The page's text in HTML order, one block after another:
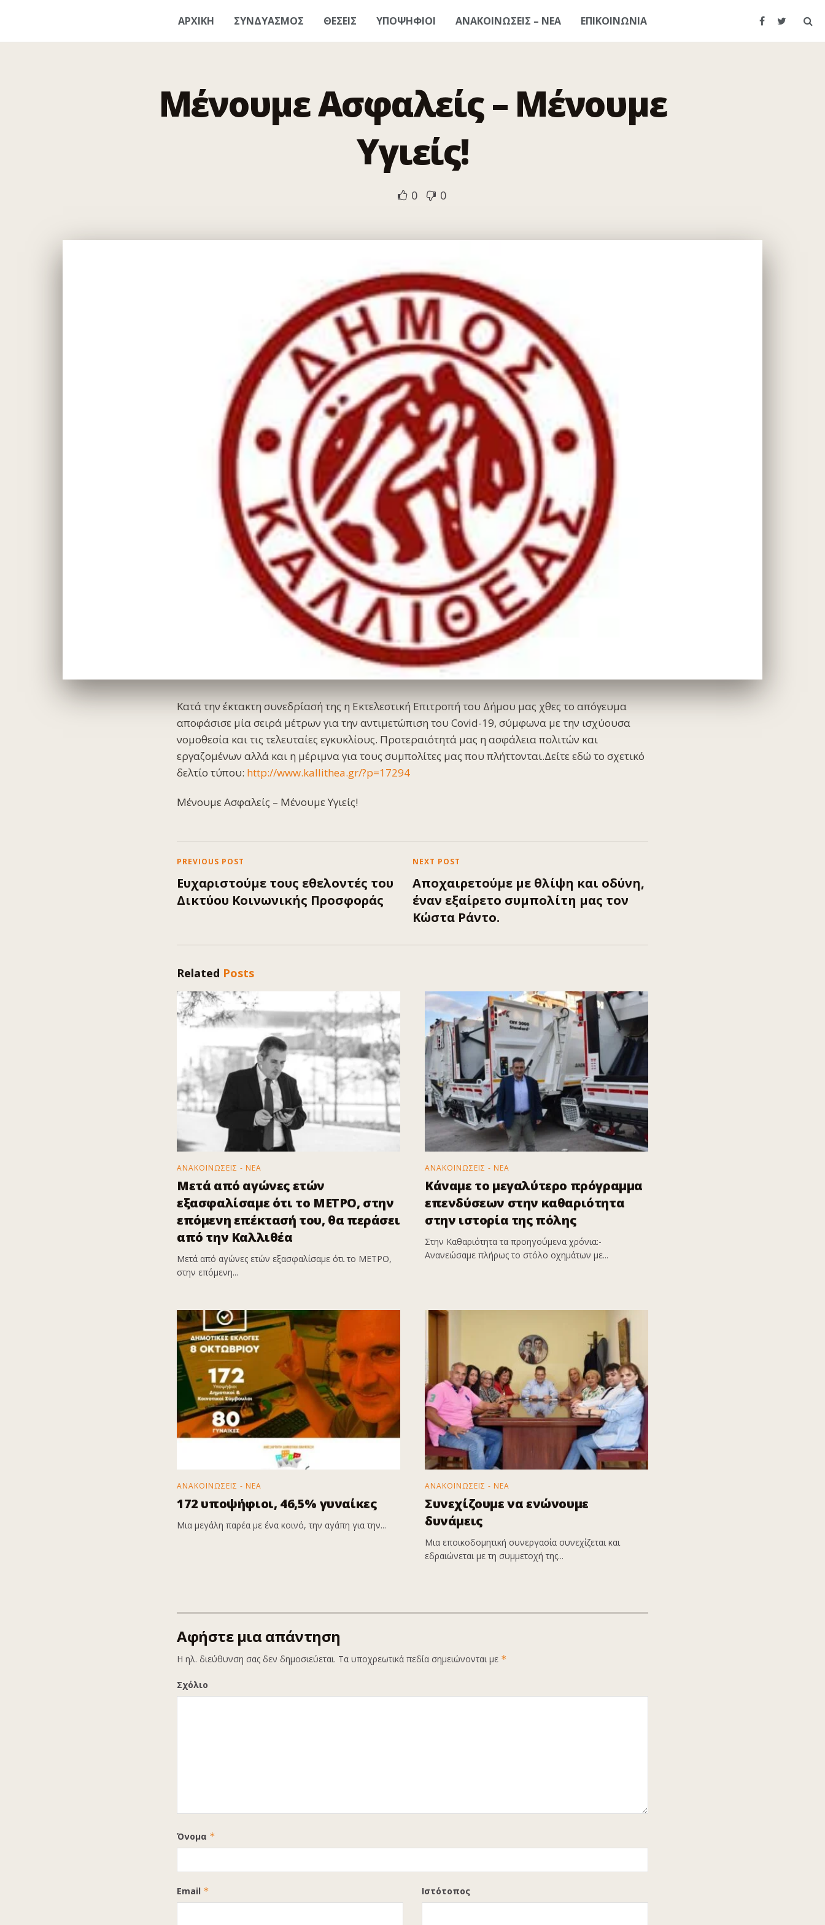
ΑΡΧΙΚΗ ΣΥΝΔΥΑΣΜΟΣ ΘΕΣΕΙΣ ΥΠΟΨΗΦΙΟΙ ΑΝΑΚΟΙΝΩΣΕΙΣ – ΝΕΑ ΕΠΙΚΟΙΝΩΝΙΑ
Μένουμε Ασφαλείς – Μένουμε
Υγιείς!
0 0
Κατά την έκτακτη συνεδρίασή της η Εκτελεστική Επιτροπή του Δήμου μας χθες το απόγευμα
αποφάσισε μία σειρά μέτρων για την αντιμετώπιση του Covid-19, σύμφωνα με την ισχύουσα
νομοθεσία και τις τελευταίες εγκυκλίους. Προτεραιότητά μας η ασφάλεια πολιτών και
εργαζομένων αλλά και η μέριμνα για τους συμπολίτες μας που πλήττονται.Δείτε εδώ το σχετικό
δελτίο τύπου: http://www.kallithea.gr/?p=17294
Μένουμε Ασφαλείς – Μένουμε Υγιείς!
PREVIOUS POST
Ευχαριστούμε τους εθελοντές του
Δικτύου Κοινωνικής Προσφοράς
NEXT POST
Αποχαιρετούμε με θλίψη και οδύνη,
έναν εξαίρετο συμπολίτη μας τον
Κώστα Ράντο.
Related Posts
ΑΝΑΚΟΙΝΩΣΕΙΣ - ΝΕΑ
Μετά από αγώνες ετών
εξασφαλίσαμε ότι το ΜΕΤΡΟ, στην
επόμενη επέκτασή του, θα περάσει
από την Καλλιθέα
Μετά από αγώνες ετών εξασφαλίσαμε ότι το ΜΕΤΡΟ,
στην επόμενη...
ΑΝΑΚΟΙΝΩΣΕΙΣ - ΝΕΑ
Κάναμε το μεγαλύτερο πρόγραμμα
επενδύσεων στην καθαριότητα
στην ιστορία της πόλης
Στην Καθαριότητα τα προηγούμενα χρόνια:-
Ανανεώσαμε πλήρως το στόλο οχημάτων με...
ΑΝΑΚΟΙΝΩΣΕΙΣ - ΝΕΑ
172 υποψήφιοι, 46,5% γυναίκες
Μια μεγάλη παρέα με ένα κοινό, την αγάπη για την...
ΑΝΑΚΟΙΝΩΣΕΙΣ - ΝΕΑ
Συνεχίζουμε να ενώνουμε
δυνάμεις
Μια εποικοδομητική συνεργασία συνεχίζεται και
εδραιώνεται με τη συμμετοχή της...
Αφήστε μια απάντηση
Η ηλ. διεύθυνση σας δεν δημοσιεύεται. Τα υποχρεωτικά πεδία σημειώνονται με *
Σχόλιο
Όνομα *
Email * Ιστότοπος